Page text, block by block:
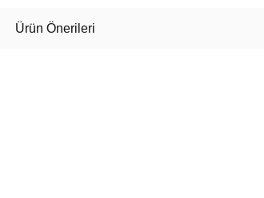
Ürün Önerileri